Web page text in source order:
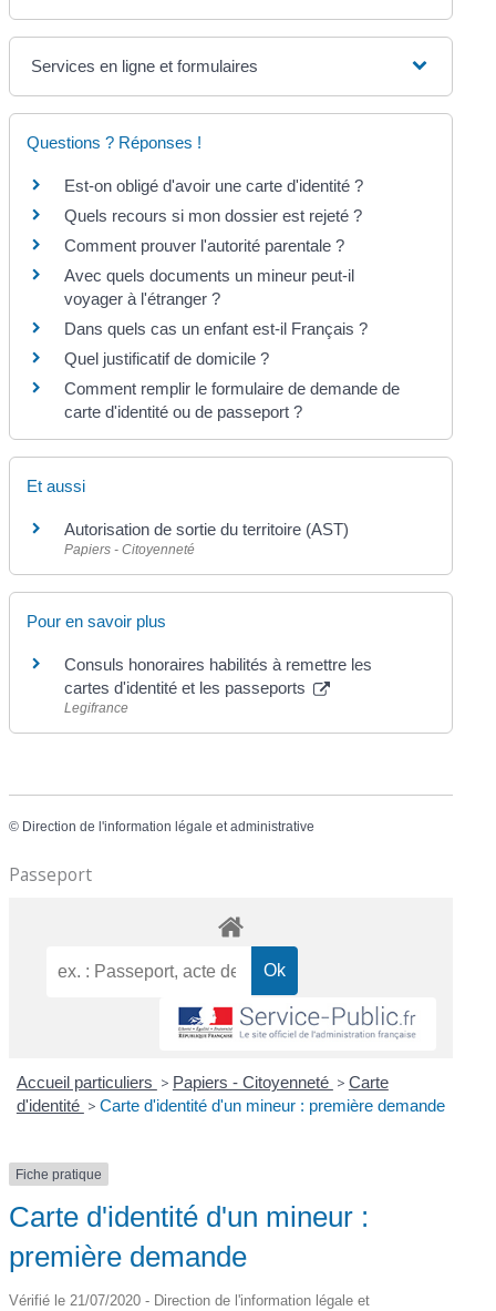
Services en ligne et formulaires
Questions ? Réponses !
Est-on obligé d'avoir une carte d'identité ?
Quels recours si mon dossier est rejeté ?
Comment prouver l'autorité parentale ?
Avec quels documents un mineur peut-il
voyager à l'étranger ?
Dans quels cas un enfant est-il Français ?
Quel justificatif de domicile ?
Comment remplir le formulaire de demande de
carte d'identité ou de passeport ?
Et aussi
Autorisation de sortie du territoire (AST)
Papiers - Citoyenneté
Pour en savoir plus
Consuls honoraires habilités à remettre les
cartes d'identité et les passeports
Legifrance
© Direction de l'information légale et administrative
Passeport
Accueil particuliers > Papiers - Citoyenneté > Carte
d'identité > Carte d'identité d'un mineur : première demande
Fiche pratique
Carte d'identité d'un mineur :
première demande
Vérifié le 21/07/2020 - Direction de l'information légale et